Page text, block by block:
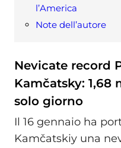
l’America
Note dell’autore
Nevicate record
Kamčatsky: 1,68
solo giorno
Il 16 gennaio ha
Kamčatskiy una